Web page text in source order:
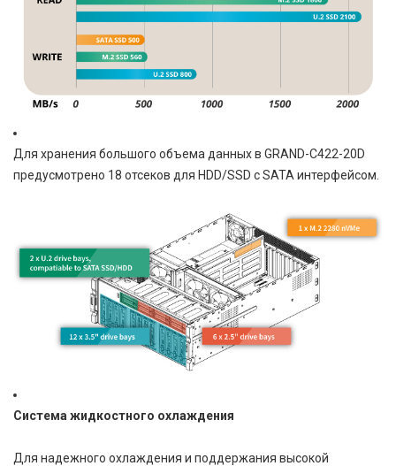
Для хранения большого объема данных в GRAND-C422-20D
предусмотрено 18 отсеков для HDD/SSD с SATA интерфейсом.
Система жидкостного охлаждения
Для надежного охлаждения и поддержания высокой